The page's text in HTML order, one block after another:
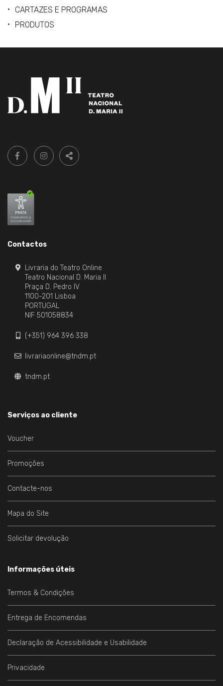
CARTAZES E PROGRAMAS
PRODUTOS
Siga-
nos:
FACEBOOK LIVRARIA DO TEATRO ONLINE.
INSTAGRAM LIVRARIA DO TEATRO ONLINE.
PARTILHAR
Contactos
Livraria do Teatro Online
Teatro Nacional D. Maria II
Praça D. Pedro IV
1100-201 Lisboa
PORTUGAL
NIF 501058834
(+351) 964 396 338
livrariaonline@tndm.pt
tndm.pt
Serviços ao cliente
Voucher
Promoções
Contacte-nos
Mapa do Site
Solicitar devolução
Informações úteis
Termos & Condições
Entrega de Encomendas
Declaração de Acessibilidade e Usabilidade
Privacidade